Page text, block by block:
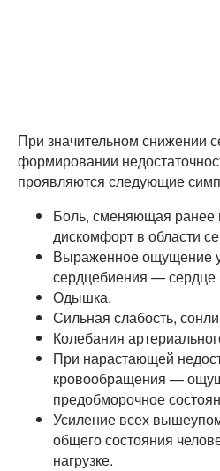
При значительном снижении
формировании
проявляются следующие
Боль, сменяющая
дискомфорт в области
Выраженное ощущение
сердцебиения — сердце
Одышка.
Сильная слабость,
Колебания
При нарастающей
кровообращения —
предобморочное
Усиление всех
общего состояния
нагрузке.